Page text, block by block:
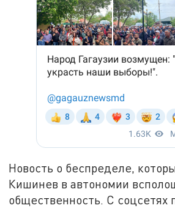
Новость о беспределе,
Кишинев в автономии
общественность. С соцсетях